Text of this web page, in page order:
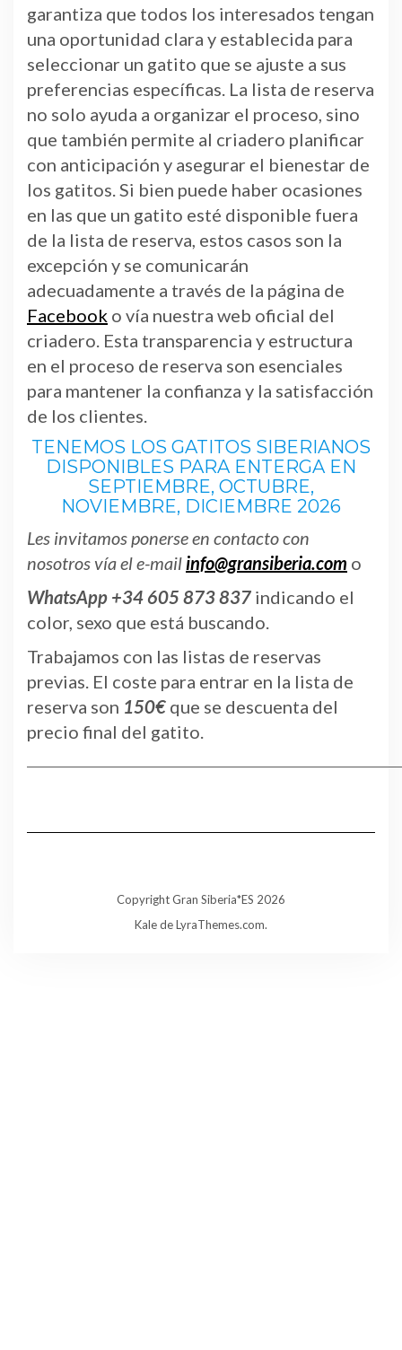
garantiza que todos los interesados tengan
una oportunidad clara y establecida para
seleccionar un gatito que se ajuste a sus
preferencias específicas. La lista de reserva
no solo ayuda a organizar el proceso, sino
que también permite al criadero planificar
con anticipación y asegurar el bienestar de
los gatitos. Si bien puede haber ocasiones
en las que un gatito esté disponible fuera
de la lista de reserva, estos casos son la
excepción y se comunicarán
adecuadamente a través de la página de
Facebook o vía nuestra web oficial del
criadero. Esta transparencia y estructura
en el proceso de reserva son esenciales
para mantener la confianza y la satisfacción
de los clientes.
TENEMOS LOS GATITOS SIBERIANOS
DISPONIBLES PARA ENTERGA EN
SEPTIEMBRE, OCTUBRE,
NOVIEMBRE, DICIEMBRE 2026
Les invitamos ponerse en contacto con
nosotros vía el e-mail info@gransiberia.com o
WhatsApp +34 605 873 837 indicando el
color, sexo que está buscando.
Trabajamos con las listas de reservas
previas. El coste para entrar en la lista de
reserva son 150€ que se descuenta del
precio final del gatito.
Copyright Gran Siberia*ES 2026
Kalede LyraThemes.com.